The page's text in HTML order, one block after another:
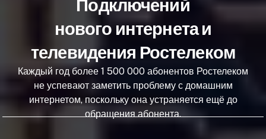
Подключений
нового интернета и
телевидения Ростелеком
Каждый год более 1 500 000 абонентов Ростелеком
не успевают заметить проблему с домашним
интернетом, поскольку она устраняется ещё до
обращения абонента.